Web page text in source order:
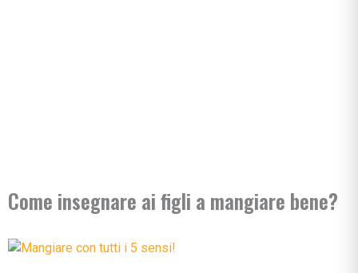
Come insegnare ai figli a mangiare bene?